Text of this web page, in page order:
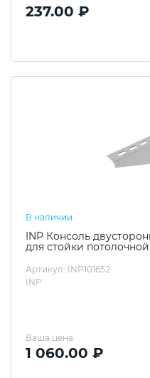
237.00 ₽
В наличии
INP Консоль
для стойки
Артикул: INP101652
INP
Ваша цена
1 060.00 ₽